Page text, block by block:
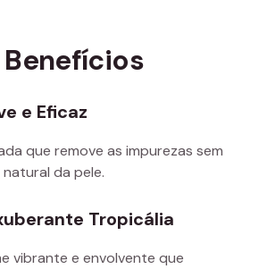
e Eficaz
que remove as impurezas sem
da pele.
Tropicália
vibrante e envolvente que